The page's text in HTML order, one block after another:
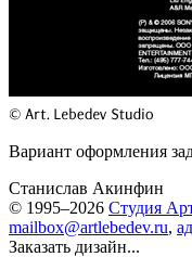
Вариант оформления
Станислав Акинфин
© 1995–2026 Студия
mailbox@artlebedev.ru,
Заказать дизайн...